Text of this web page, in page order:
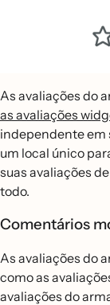
As avaliações do
as avaliações
independente em
um local único
suas avaliações
todo.
Comentários
As avaliações do
como as
avaliações do